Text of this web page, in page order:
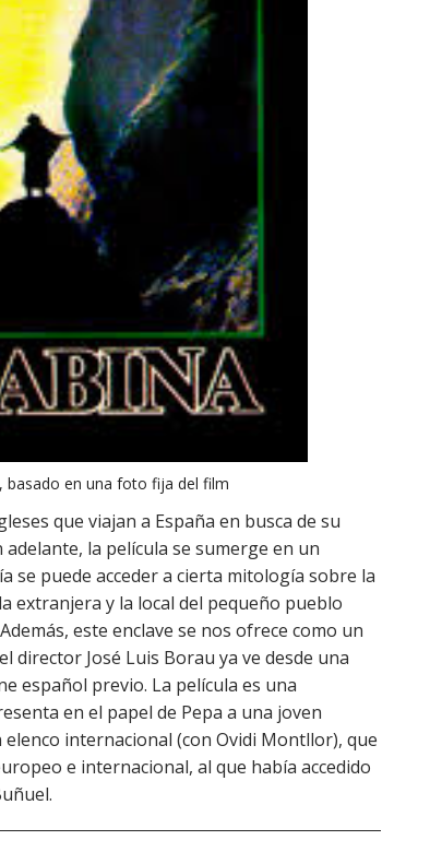
basado en una foto fija del film
que viajan a España en busca de su
adelante, la película se sumerge en un
se puede acceder a cierta mitología sobre la
extranjera y la local del pequeño pueblo
este enclave se nos ofrece como un
director José Luis Borau ya ve desde una
español previo. La película es una
en el papel de Pepa a una joven
internacional (con Ovidi Montllor), que
e internacional, al que había accedido